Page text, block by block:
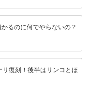
るのに何でやらないの？
リ復刻！後半はリンコとほ